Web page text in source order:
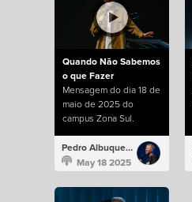
Quando Não Sabemos
o que Fazer
Mensagem do dia 18 de
maio de 2025 do
campus Zona Sul.
Pedro Albuquerque
May 18 2025